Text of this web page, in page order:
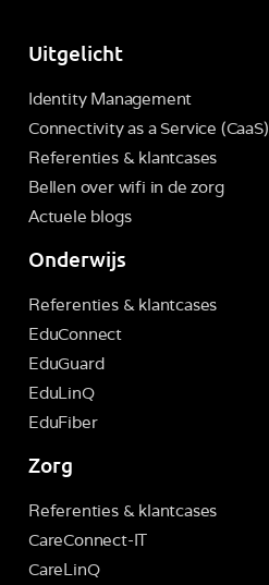
Uitgelicht
Identity Management
Connectivity as a Service (CaaS)
Referenties & klantcases
Bellen over wifi in de zorg
Actuele blogs
Onderwijs
Referenties & klantcases
EduConnect
EduGuard
EduLinQ
EduFiber
Zorg
Referenties & klantcases
CareConnect-IT
CareLinQ